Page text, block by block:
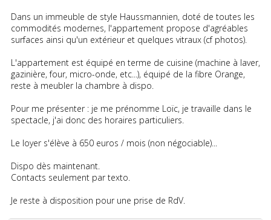
Dans un immeuble de style Haussmannien, doté de toutes les
commodités modernes, l'appartement propose d'agréables
surfaces ainsi qu'un extérieur et quelques vitraux (cf photos).
L'appartement est équipé en terme de cuisine (machine à laver,
gazinière, four, micro-onde, etc...), équipé de la fibre Orange,
reste à meubler la chambre à dispo.
Pour me présenter : je me prénomme Loïc, je travaille dans le
spectacle, j'ai donc des horaires particuliers.
Le loyer s'élève à 650 euros / mois (non négociable)...
Dispo dès maintenant.
Contacts seulement par texto.
Je reste à disposition pour une prise de RdV.